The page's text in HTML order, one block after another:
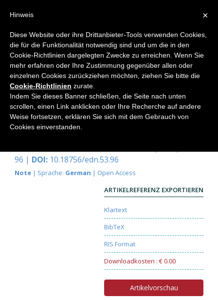
Home
Korrigenda zu Elemente der
Naturwissenschaft, Nr. 52, Heft
1/1990
96 | DOI: 10.18756/edn.53.96
Note | Sprache: German | Open Access
ARTIKELREFERENZ EXPORTIEREN
Klartext
BibTeX
RIS Format
Downloadkosten : € 0.00
Artikelvorschau
×
Hinweis
Diese Website oder ihre Drittanbieter-Tools verwenden Cookies,
die für die Funktionalität notwendig sind und um die in den
Cookie-Richtlinien dargelegten Zwecke zu erreichen. Wenn Sie
mehr erfahren oder Ihre Zustimmung gegenüber allen oder
einzelnen Cookies zurückziehen möchten, ziehen Sie bitte die
Cookie-Richtlinien zurate.
Indem Sie dieses Banner schließen, die Seite nach unten
scrollen, einen Link anklicken oder Ihre Recherche auf andere
Weise fortsetzen, erklären Sie sich mit dem Gebrauch von
Cookies einverstanden.